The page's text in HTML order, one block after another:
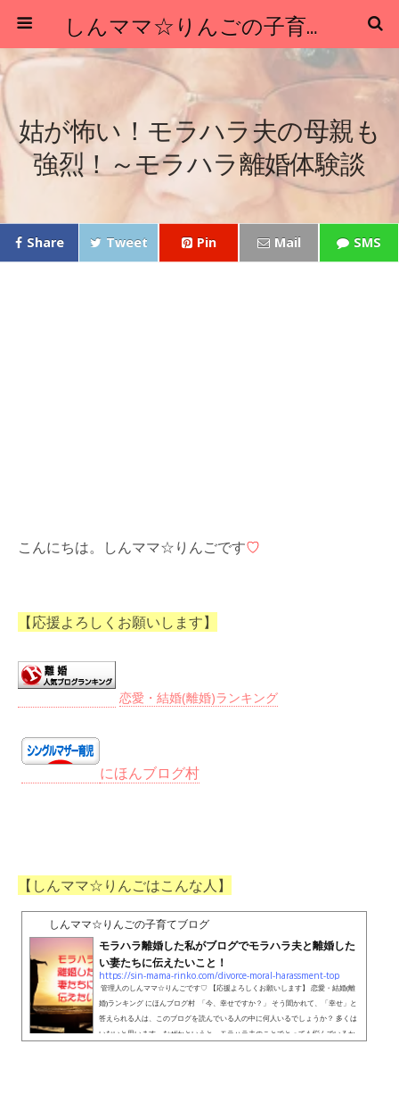
しんママ☆りんごの子育てブログ
姑が怖い！モラハラ夫の母親も
強烈！～モラハラ離婚体験談
Share Tweet Pin Mail SMS
こんにちは。しんママ☆りんごです♡
【応援よろしくお願いします】
恋愛・結婚(離婚)ランキング
にほんブログ村
【しんママ☆りんごはこんな人】
しんママ☆りんごの子育てブログ
モラハラ離婚した私がブログでモラハラ夫と離婚した
い妻たちに伝えたいこと！
https://sin-mama-rinko.com/divorce-moral-harassment-top
管理人のしんママ☆りんごです♡ 【応援よろしくお願いします】 恋愛・結婚(離
婚)ランキング にほんブログ村 「今、幸せですか？」 そう聞かれて、「幸せ」と
答えられる人は、このブログを読んでいる人の中に何人いるでしょうか？ 多くは
いないと思います。なぜかというと、モラハラ夫のことでとっても悩んでいるか